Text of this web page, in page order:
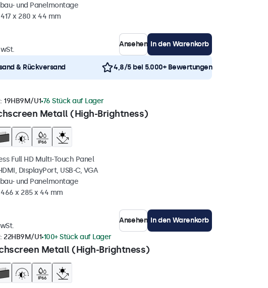
und Panelmontage
x 280 x 44 mm
Ansehen In den Warenkorb
& Rückversand 4,8/5 bei 5.000+ Bewertungen
Metall (High-Brightness)
19HB9M/U1 76 Stück auf Lager
Full HD Multi-Touch Panel
DisplayPort, USB-C, VGA
und Panelmontage
x 285 x 44 mm
Ansehen In den Warenkorb
Metall (High-Brightness)
22HB9M/U1 100+ Stück auf Lager